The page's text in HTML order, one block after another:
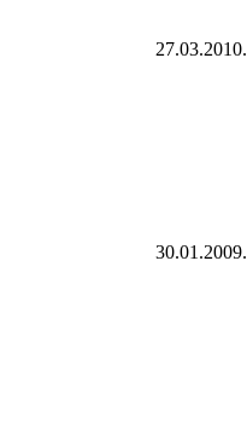
27.03.2010.
30.01.2009.